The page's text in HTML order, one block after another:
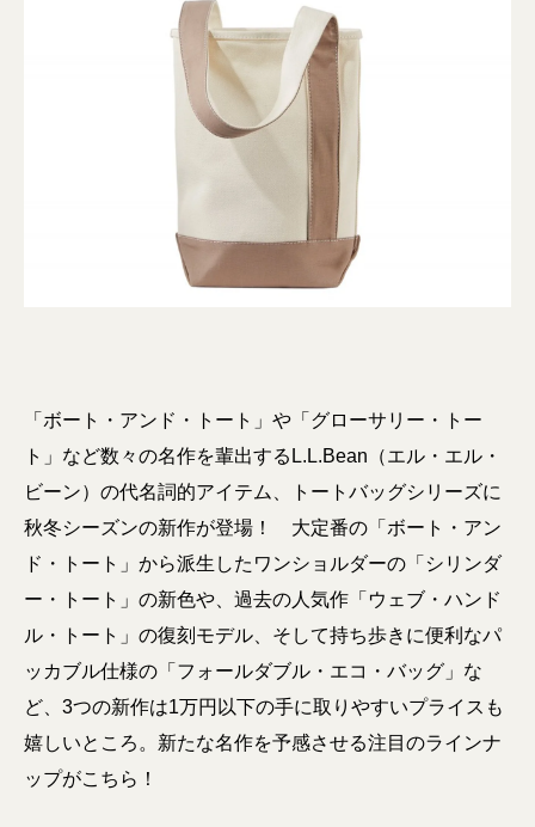
「ボート・アンド・トート」や「グローサリー・トー
ト」など数々の名作を輩出するL.L.Bean（エル・エル・
ビーン）の代名詞的アイテム、トートバッグシリーズに
秋冬シーズンの新作が登場！ 大定番の「ボート・アン
ド・トート」から派生したワンショルダーの「シリンダ
ー・トート」の新色や、過去の人気作「ウェブ・ハンド
ル・トート」の復刻モデル、そして持ち歩きに便利なパ
ッカブル仕様の「フォールダブル・エコ・バッグ」な
ど、3つの新作は1万円以下の手に取りやすいプライスも
嬉しいところ。新たな名作を予感させる注目のラインナ
ップがこちら！